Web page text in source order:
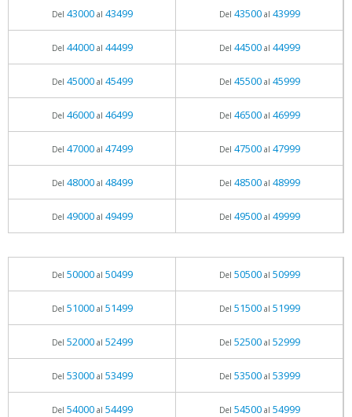
Del 43000al 43499 Del 43500al 43999
Del 44000al 44499 Del 44500al 44999
Del 45000al 45499 Del 45500al 45999
Del 46000al 46499 Del 46500al 46999
Del 47000al 47499 Del 47500al 47999
Del 48000al 48499 Del 48500al 48999
Del 49000al 49499 Del 49500al 49999
Del 50000al 50499 Del 50500al 50999
Del 51000al 51499 Del 51500al 51999
Del 52000al 52499 Del 52500al 52999
Del 53000al 53499 Del 53500al 53999
Del 54000al 54499 Del 54500al 54999